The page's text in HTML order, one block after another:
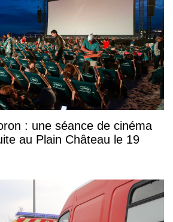
: une séance de cinéma
au Plain Château le 19